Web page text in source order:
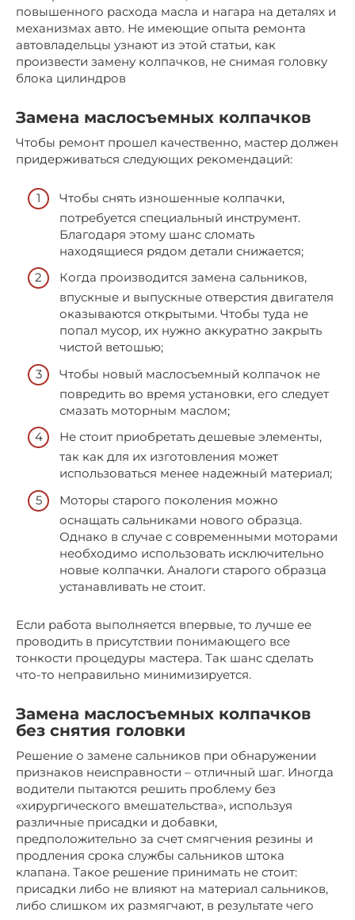
повышенного расхода масла и нагара на деталях и
механизмах авто. Не имеющие опыта ремонта
автовладельцы узнают из этой статьи, как
произвести замену колпачков, не снимая головку
блока цилиндров
Замена маслосъемных колпачков
Чтобы ремонт прошел качественно, мастер должен
придерживаться следующих рекомендаций:
Чтобы снять изношенные колпачки,
потребуется специальный инструмент.
Благодаря этому шанс сломать
находящиеся рядом детали снижается;
Когда производится замена сальников,
впускные и выпускные отверстия двигателя
оказываются открытыми. Чтобы туда не
попал мусор, их нужно аккуратно закрыть
чистой ветошью;
Чтобы новый маслосъемный колпачок не
повредить во время установки, его следует
смазать моторным маслом;
Не стоит приобретать дешевые элементы,
так как для их изготовления может
использоваться менее надежный материал;
Моторы старого поколения можно
оснащать сальниками нового образца.
Однако в случае с современными моторами
необходимо использовать исключительно
новые колпачки. Аналоги старого образца
устанавливать не стоит.
Если работа выполняется впервые, то лучше ее
проводить в присутствии понимающего все
тонкости процедуры мастера. Так шанс сделать
что-то неправильно минимизируется.
Замена маслосъемных колпачков
без снятия головки
Решение о замене сальников при обнаружении
признаков неисправности – отличный шаг. Иногда
водители пытаются решить проблему без
«хирургического вмешательства», используя
различные присадки и добавки,
предположительно за счет смягчения резины и
продления срока службы сальников штока
клапана. Такое решение принимать не стоит:
присадки либо не влияют на материал сальников,
либо слишком их размягчают, в результате чего